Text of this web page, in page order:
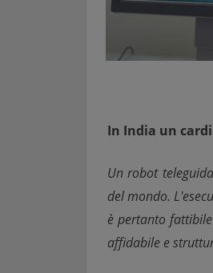
In India un
Un robot
del mondo.
è pertanto
affidabile e